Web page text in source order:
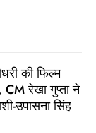
की फिल्म
CM रेखा गुप्ता ने
उपासना सिंह